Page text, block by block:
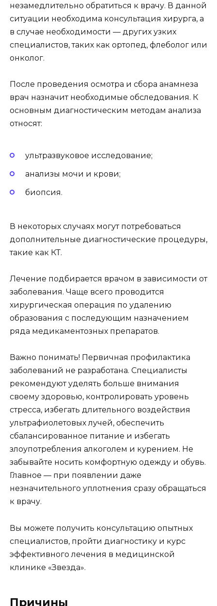
незамедлительно обратиться к врачу. В данной
ситуации необходима консультация хирурга, а
в случае необходимости — других узких
специалистов, таких как ортопед, флеболог или
онколог.
После проведения осмотра и сбора анамнеза
врач назначит необходимые обследования. К
основным диагностическим методам анализа
относят:
ультразвуковое исследование;
анализы мочи и крови;
биопсия.
В некоторых случаях могут потребоваться
дополнительные диагностические процедуры,
такие как КТ.
Лечение подбирается врачом в зависимости от
заболевания. Чаще всего проводится
хирургическая операция по удалению
образования с последующим назначением
ряда медикаментозных препаратов.
Важно понимать! Первичная профилактика
заболеваний не разработана. Специалисты
рекомендуют уделять больше внимания
своему здоровью, контролировать уровень
стресса, избегать длительного воздействия
ультрафиолетовых лучей, обеспечить
сбалансированное питание и избегать
злоупотребления алкоголем и курением. Не
забывайте носить комфортную одежду и обувь.
Главное — при появлении даже
незначительного уплотнения сразу обращаться
к врачу.
Вы можете получить консультацию опытных
специалистов, пройти диагностику и курс
эффективного лечения в медицинской
клинике «Звезда».
Причины